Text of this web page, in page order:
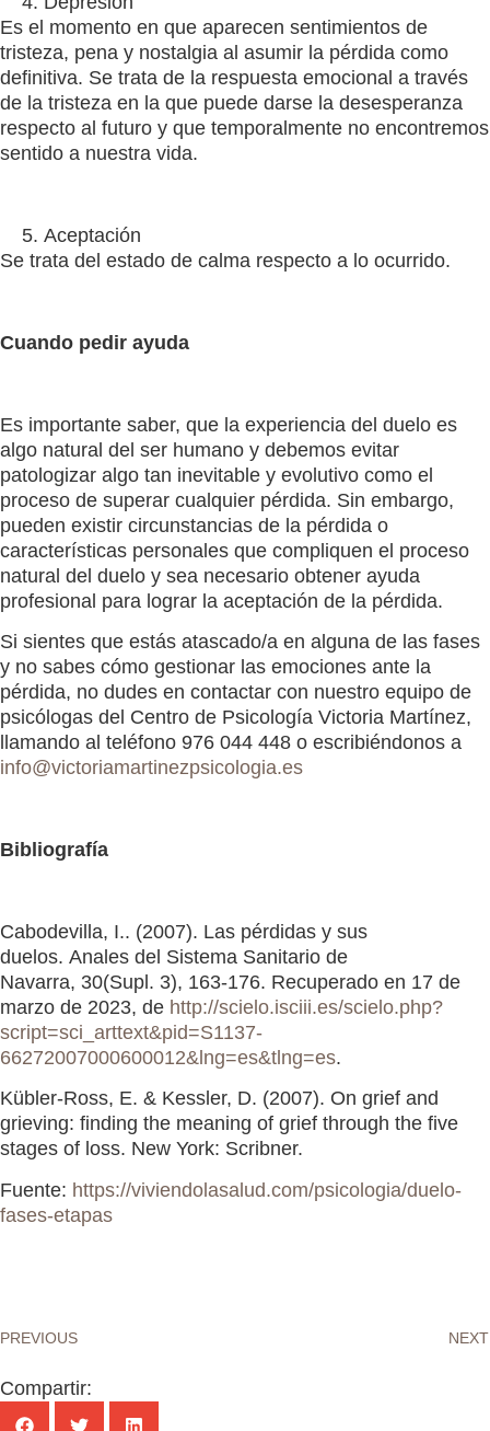
Es el momento en que aparecen sentimientos de
tristeza, pena y nostalgia al asumir la pérdida como
definitiva. Se trata de la respuesta emocional a través
de la tristeza en la que puede darse la desesperanza
respecto al futuro y que temporalmente no encontremos
sentido a nuestra vida.
Aceptación
Se trata del estado de calma respecto a lo ocurrido.
Cuando pedir ayuda
Es importante saber, que la experiencia del duelo es
algo natural del ser humano y debemos evitar
patologizar algo tan inevitable y evolutivo como el
proceso de superar cualquier pérdida. Sin embargo,
pueden existir circunstancias de la pérdida o
características personales que compliquen el proceso
natural del duelo y sea necesario obtener ayuda
profesional para lograr la aceptación de la pérdida.
Si sientes que estás atascado/a en alguna de las fases
y no sabes cómo gestionar las emociones ante la
pérdida, no dudes en contactar con nuestro equipo de
psicólogas del Centro de Psicología Victoria Martínez,
llamando al teléfono 976 044 448 o escribiéndonos a
info@victoriamartinezpsicologia.es
Bibliografía
Cabodevilla, I.. (2007). Las pérdidas y sus
duelos. Anales del Sistema Sanitario de
Navarra, 30(Supl. 3), 163-176. Recuperado en 17 de
marzo de 2023, de http://scielo.isciii.es/scielo.php?
script=sci_arttext&pid=S1137-
66272007000600012&lng=es&tlng=es.
Kübler-Ross, E. & Kessler, D. (2007). On grief and
grieving: finding the meaning of grief through the five
stages of loss. New York: Scribner.
Fuente: https://viviendolasalud.com/psicologia/duelo-
fases-etapas
PREVIOUS NEXT
Compartir: